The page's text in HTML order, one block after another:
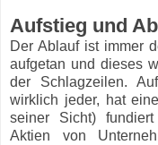
Aufstieg und
Der Ablauf ist immer
aufgetan und dieses
der Schlagzeilen.
wirklich jeder, hat
seiner Sicht)
Aktien von